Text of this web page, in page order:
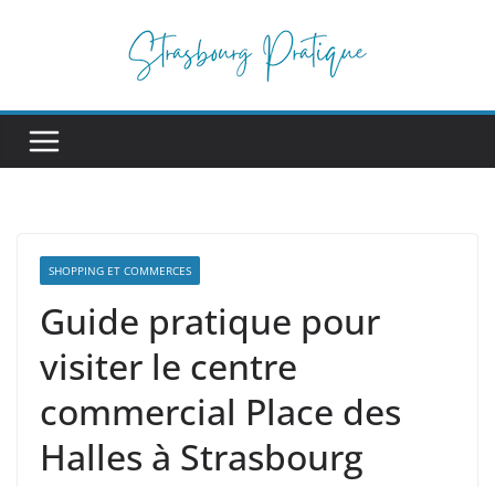
SHOPPING ET COMMERCES
Guide pratique pour
visiter le centre
commercial Place des
Halles à Strasbourg